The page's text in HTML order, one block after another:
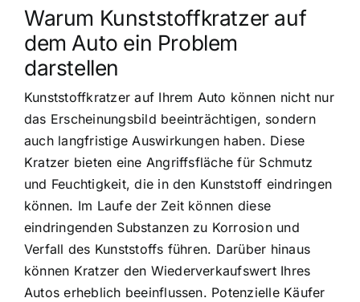
Warum Kunststoffkratzer auf
dem Auto ein Problem
darstellen
Kunststoffkratzer auf Ihrem Auto können nicht nur
das Erscheinungsbild beeinträchtigen, sondern
auch langfristige Auswirkungen haben. Diese
Kratzer bieten eine Angriffsfläche für Schmutz
und Feuchtigkeit, die in den Kunststoff eindringen
können. Im Laufe der Zeit können diese
eindringenden Substanzen zu Korrosion und
Verfall des Kunststoffs führen. Darüber hinaus
können Kratzer den Wiederverkaufswert Ihres
Autos erheblich beeinflussen. Potenzielle Käufer